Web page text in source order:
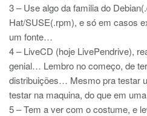
3 – Use algo da familia do
Hat/SUSE(.rpm), e só em casos
um fonte…
4 – LiveCD (hoje LivePendrive),
genial… Lembro no começo, de
distribuições… Mesmo pra testar
testar na maquina, do que em
5 – Tem a ver com o costume, e